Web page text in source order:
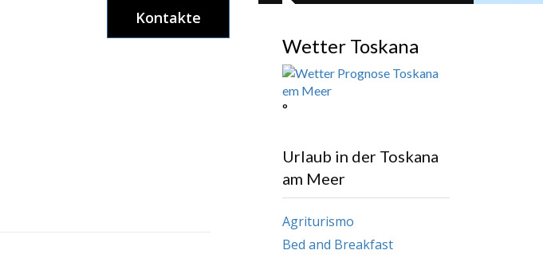
Kontakte
Wetter Toskana
°
Urlaub in der Toskana
am Meer
Agriturismo
Bed and Breakfast